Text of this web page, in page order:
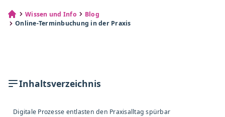
Wissen und Info
Blog
Online-Terminbuchung in der Praxis
Inhaltsverzeichnis
Digitale Prozesse entlasten den Praxisalltag spürbar